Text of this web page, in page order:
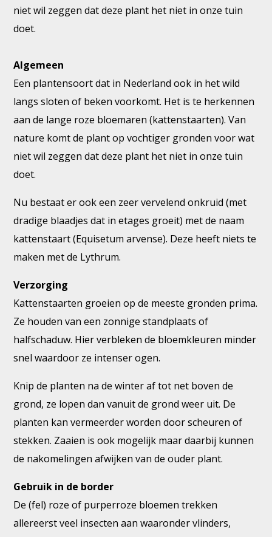
niet wil zeggen dat deze plant het niet in onze tuin
doet.
Algemeen
Een plantensoort dat in Nederland ook in het wild
langs sloten of beken voorkomt. Het is te herkennen
aan de lange roze bloemaren (kattenstaarten). Van
nature komt de plant op vochtiger gronden voor wat
niet wil zeggen dat deze plant het niet in onze tuin
doet.
Nu bestaat er ook een zeer vervelend onkruid (met
dradige blaadjes dat in etages groeit) met de naam
kattenstaart (Equisetum arvense). Deze heeft niets te
maken met de Lythrum.
Verzorging
Kattenstaarten groeien op de meeste gronden prima.
Ze houden van een zonnige standplaats of
halfschaduw. Hier verbleken de bloemkleuren minder
snel waardoor ze intenser ogen.
Knip de planten na de winter af tot net boven de
grond, ze lopen dan vanuit de grond weer uit. De
planten kan vermeerder worden door scheuren of
stekken. Zaaien is ook mogelijk maar daarbij kunnen
de nakomelingen afwijken van de ouder plant.
Gebruik in de border
De (fel) roze of purperroze bloemen trekken
allereerst veel insecten aan waaronder vlinders,